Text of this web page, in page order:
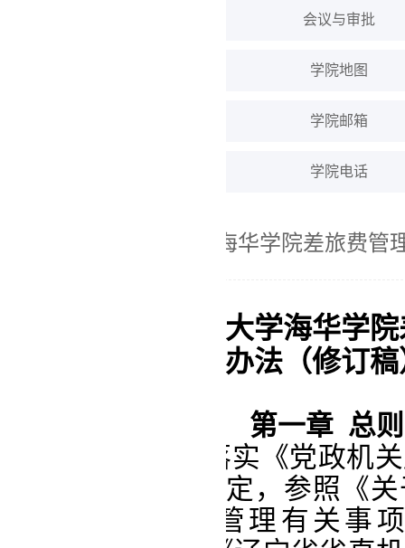
会议与审批
学院地图
学院邮箱
学院电话
辽宁师范大学海华学院差旅费管
宁师范大学海华学
办法 （修订稿
第一章 总则
第一条 为贯彻落实《党政机
》和相关制度规定，参照《
内交通费收交管理有关事